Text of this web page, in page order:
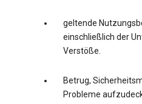
geltende
einschließlich der
Verstöße.
Betrug,
Probleme